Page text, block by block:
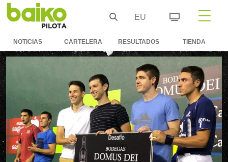
EU
NOTICIAS CARTELERA RESULTADOS TIENDA